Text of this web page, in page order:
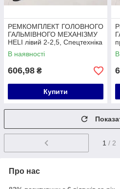
РЕМКОМПЛЕКТ ГОЛОВНОГО
ГАЛЬМІВНОГО МЕХАНІЗМУ
HELI лівий 2-2,5, Спецтехніка
В наявності
606,98 ₴
Купити
1 / 2
Про нас